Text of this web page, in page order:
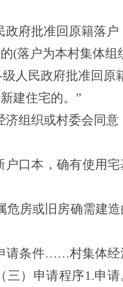
政府批准回原籍落户
(落户为本村集体组
级人民政府批准回原
建住宅的。 ”
济组织或村委会同意
户口本，确有使用宅
危房或旧房确需建
请条件……村集体
）申请程序1.申请